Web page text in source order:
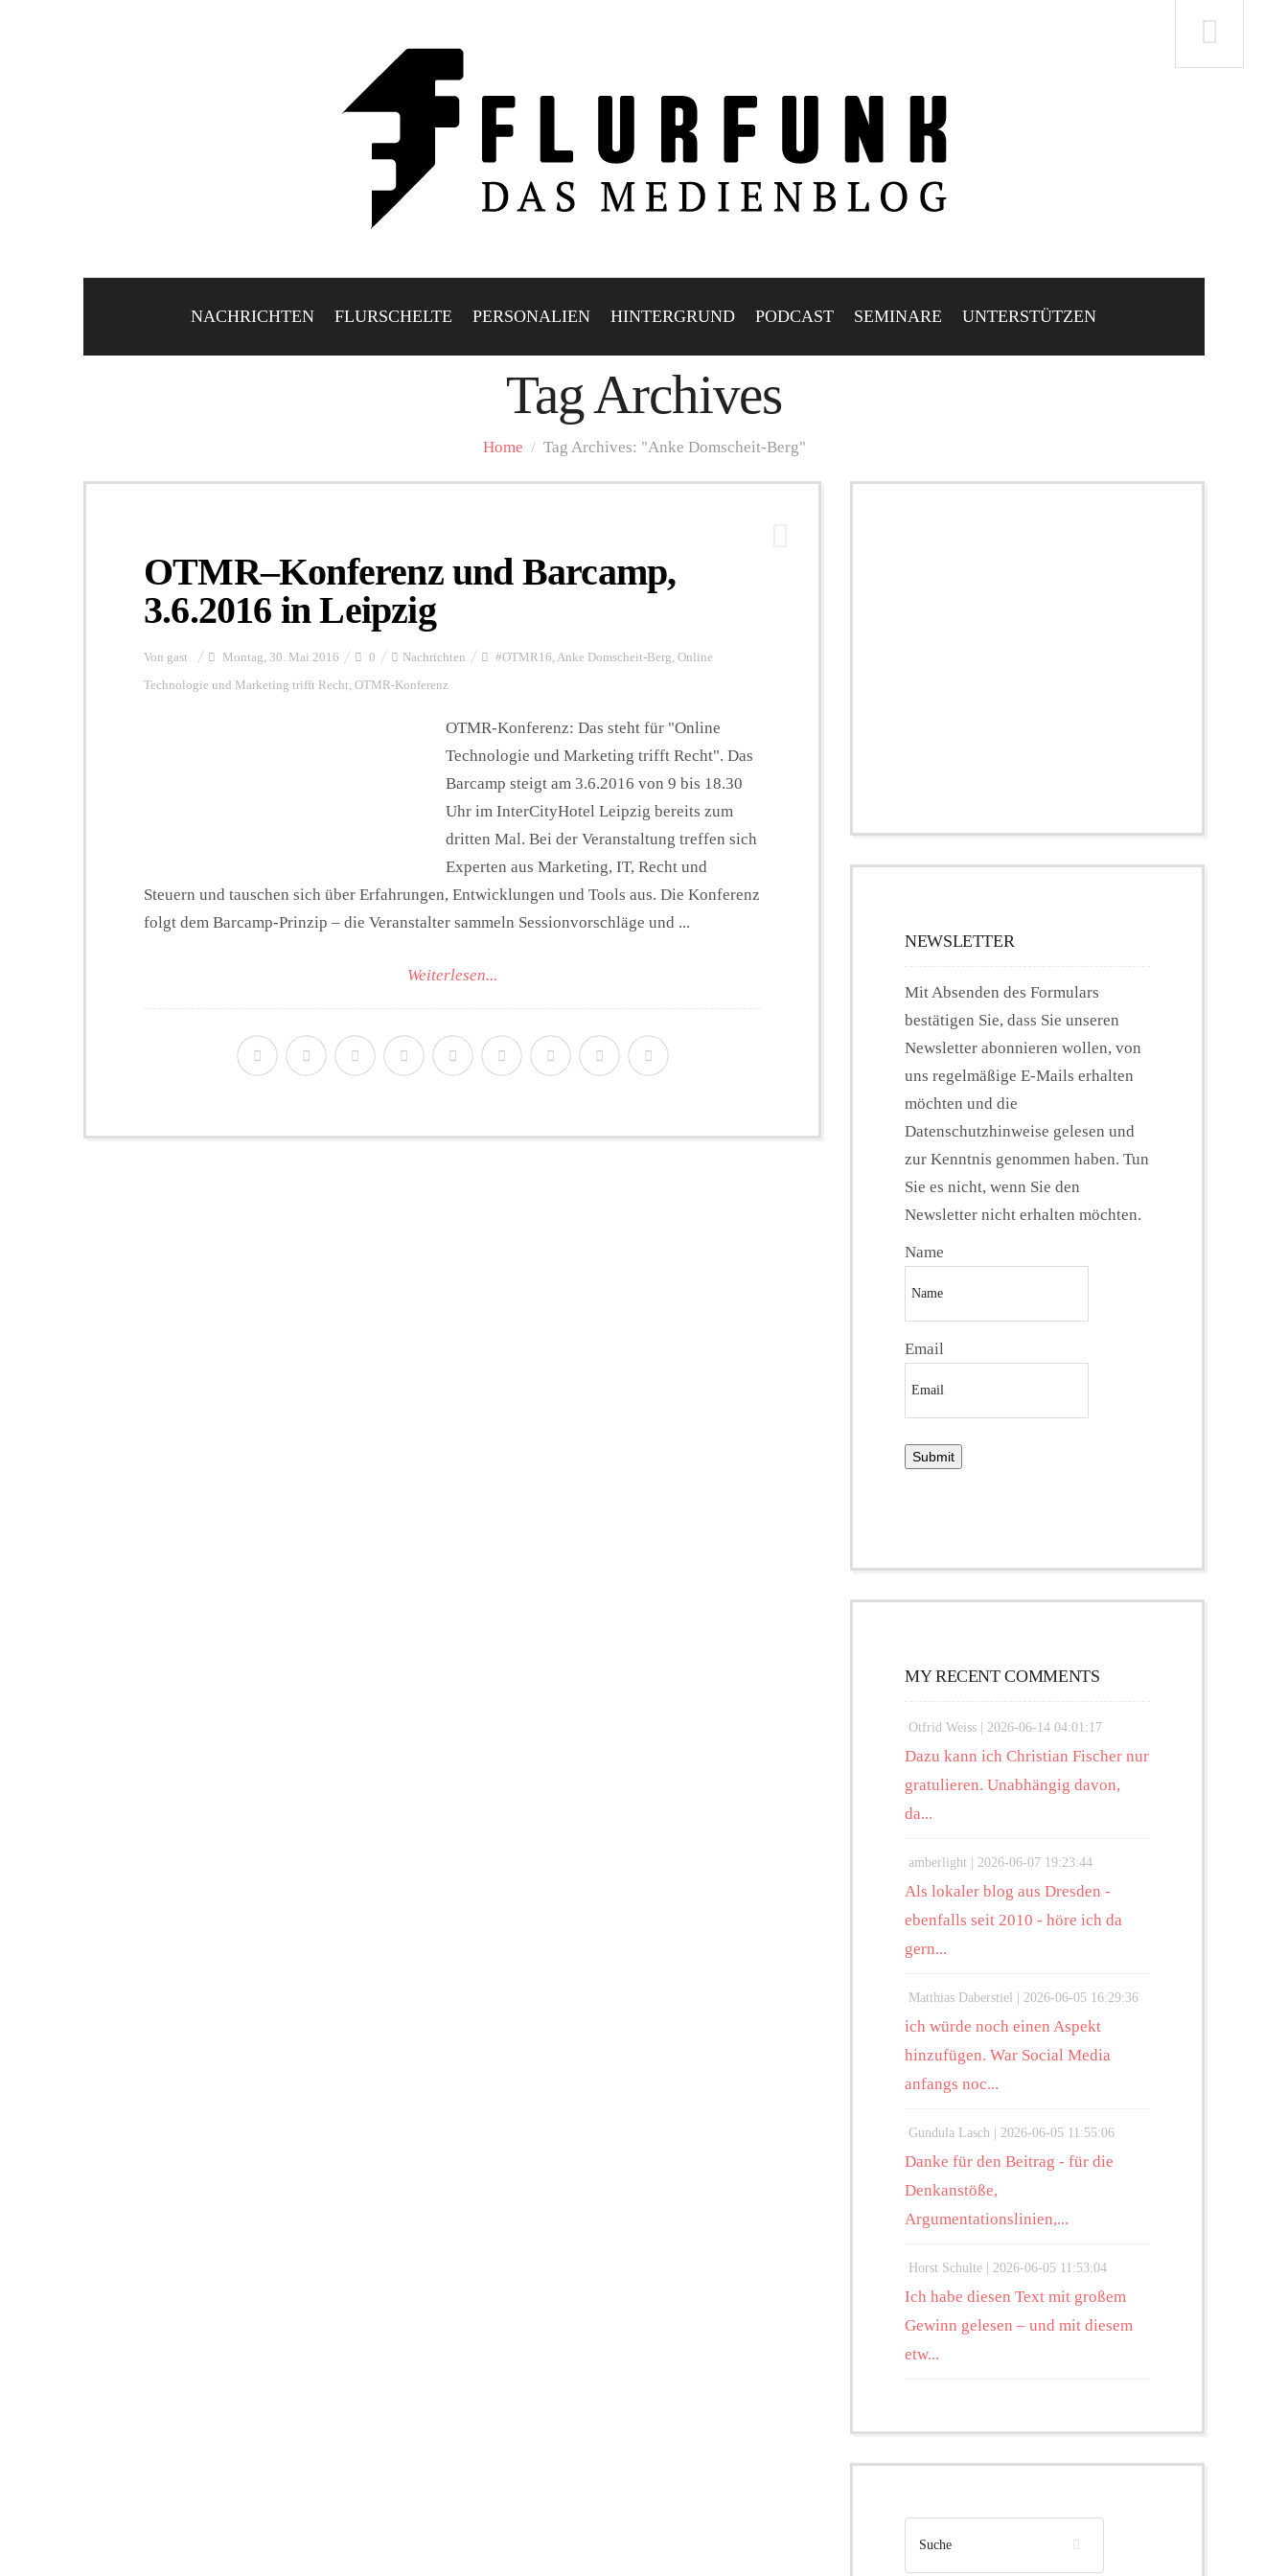
NACHRICHTEN FLURSCHELTE PERSONALIEN HINTERGRUND PODCAST SEMINARE UNTERSTÜTZEN
Tag Archives
Home / Tag Archives: "Anke Domscheit-Berg"
OTMR–Konferenz und Barcamp,
3.6.2016 in Leipzig
Von gast Montag, 30. Mai 2016 0 Nachrichten #OTMR16, Anke Domscheit-Berg, Online
Technologie und Marketing trifft Recht, OTMR-Konferenz
OTMR-Konferenz: Das steht für "Online
Technologie und Marketing trifft Recht". Das
Barcamp steigt am 3.6.2016 von 9 bis 18.30
Uhr im InterCityHotel Leipzig bereits zum
dritten Mal. Bei der Veranstaltung treffen sich
Experten aus Marketing, IT, Recht und
Steuern und tauschen sich über Erfahrungen, Entwicklungen und Tools aus. Die Konferenz
folgt dem Barcamp-Prinzip – die Veranstalter sammeln Sessionvorschläge und ...
Weiterlesen...
NEWSLETTER
Mit Absenden des Formulars
bestätigen Sie, dass Sie unseren
Newsletter abonnieren wollen, von
uns regelmäßige E-Mails erhalten
möchten und die
Datenschutzhinweise gelesen und
zur Kenntnis genommen haben. Tun
Sie es nicht, wenn Sie den
Newsletter nicht erhalten möchten.
Name
Email
MY RECENT COMMENTS
Otfrid Weiss | 2026-06-14 04:01:17
Dazu kann ich Christian Fischer nur
gratulieren. Unabhängig davon,
da...
amberlight | 2026-06-07 19:23:44
Als lokaler blog aus Dresden -
ebenfalls seit 2010 - höre ich da
gern...
Matthias Daberstiel | 2026-06-05 16:29:36
ich würde noch einen Aspekt
hinzufügen. War Social Media
anfangs noc...
Gundula Lasch | 2026-06-05 11:55:06
Danke für den Beitrag - für die
Denkanstöße,
Argumentationslinien,...
Horst Schulte | 2026-06-05 11:53:04
Ich habe diesen Text mit großem
Gewinn gelesen – und mit diesem
etw...